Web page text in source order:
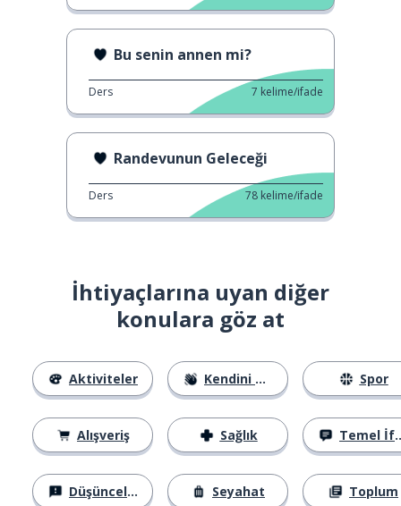
Bu senin annen mi?
Ders 7 kelime/ifade
Randevunun Geleceği
Ders 78 kelime/ifade
İhtiyaçlarına uyan diğer
konulara göz at
Aktiviteler
Alışveriş
Düşünceler
Kendini Tanıtma
Sağlık
Seyahat
Spor
Temel İfadeler
Toplum